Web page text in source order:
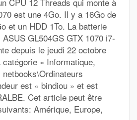
est une 4Go. Il y a 16Go de
et un HDD 1To. La batterie
ASUS GL504GS GTX 1070 i7-
depuis le jeudi 22 octobre
« Informatique,
est « bindiou » et est
Cet article peut être
Amérique, Europe,